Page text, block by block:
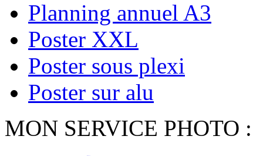
Planning annuel A3
Poster XXL
Poster sous plexi
Poster sur alu
MON SERVICE PHOTO :